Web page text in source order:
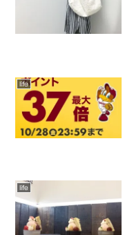
life
life